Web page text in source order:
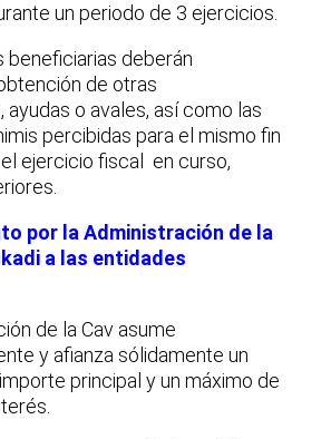
un periodo de 3 ejercicios.
beneficiarias deberán
de otras
ayudas o avales, así como las
percibidas para el mismo fin
ejercicio fiscal en curso,
por la Administración de la
a las entidades
de la Cav asume
y afianza sólidamente un
principal y un máximo de